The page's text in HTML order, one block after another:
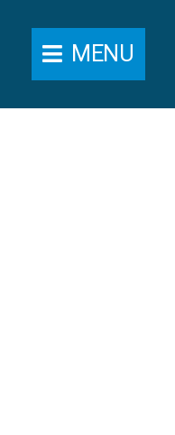
MENU